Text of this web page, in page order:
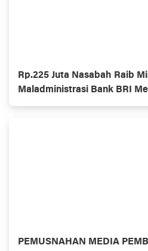
Rp.225 Juta Nasabah Raib
Maladministrasi Bank BRI
Konsumen Dipertanyakan
PEMUSNAHAN MEDIA